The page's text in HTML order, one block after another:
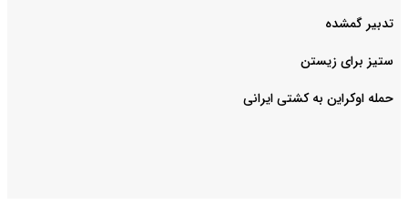
تدبیر گمشده
ستیز برای زیستن
حمله اوکراین به کشتی ایرانی